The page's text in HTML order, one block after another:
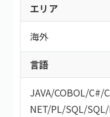
エリア
海外
言語
JAVA/COBOL/C#/
NET/PL/SQL/SQL/